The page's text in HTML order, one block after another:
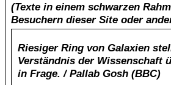
(Texte in einem schwarzen
Besuchern dieser Site oder
Riesiger Ring von Galaxien
Verständnis der Wissenschaft
in Frage. / Pallab Gosh (BBC)